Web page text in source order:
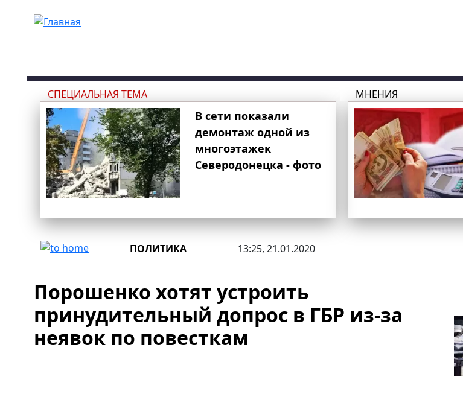
СПЕЦИАЛЬНАЯ ТЕМА
В сети показали
демонтаж одной из
многоэтажек
Северодонецка - фото
МНЕНИЯ
ПОЛИТИКА 13:25, 21.01.2020
Порошенко хотят устроить
принудительный допрос в ГБР из-за
неявок по повесткам